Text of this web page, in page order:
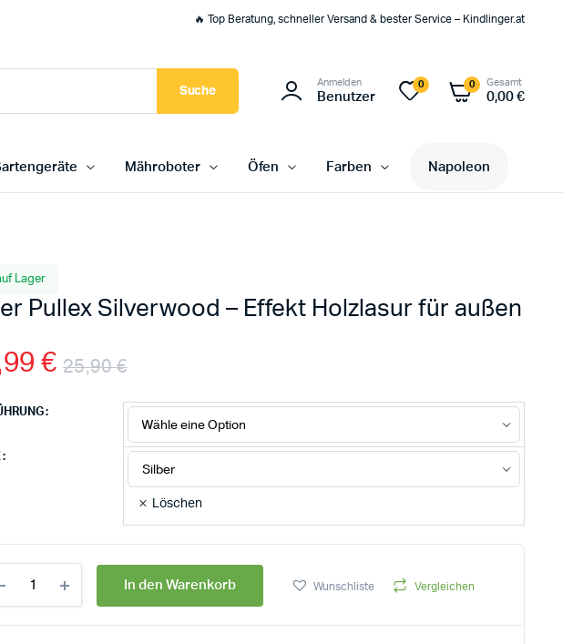
🔥 Top Beratung, schneller Versand & bester Service – Kindlinger.at
Suche
Anmelden
Benutzer
0 0 Gesamt
0,00€
Mähroboter Öfen Farben Napoleon
Lager
Pullex Silverwood – Effekt Holzlasur für außen
25,90€
€
Löschen
In den Warenkorb Wunschliste Vergleichen